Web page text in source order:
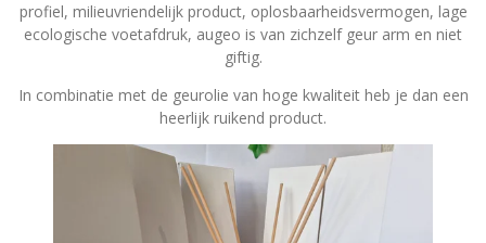
profiel, milieuvriendelijk product, oplosbaarheidsvermogen, lage
ecologische voetafdruk, augeo is van zichzelf geur arm en niet
giftig.
In combinatie met de geurolie van hoge kwaliteit heb je dan een
heerlijk ruikend product.